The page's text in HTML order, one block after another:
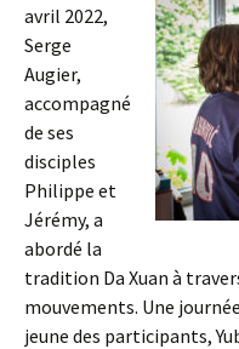
avril 2022,
Serge
Augier,
accompagné
de ses
disciples
Philippe et
Jérémy, a
abordé la
tradition Da Xuan à
mouvements. Une
jeune des participants,